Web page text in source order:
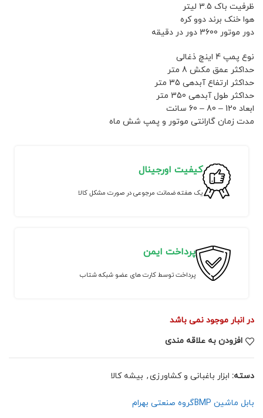
ظرفیت باک 3.5 لیتر
هوا خنک برند دوو کره
دور موتور 3600 دور در دقیقه
نوع پمپ 4 اینچ ذغالی
حداکثر عمق مکش 8 متر
حداکثر ارتفاع آبدهی 35 متر
حداکثر طول آبدهی 350 متر
ابعاد 120 – 80 – 60 سانت
مدت زمان گارانتی موتور و پمپ شش ماه
کیفیت اورجینال
یک هفته ضمانت مرجوعی در صورت مشکل کالا
پرداخت ایمن
پرداخت توسط کارت های عضو شبکه شتاب
در انبار موجود نمی باشد
افزودن به علاقه مندی
دسته: ابزار باغبانی و کشاورزی, بیشه کالا
بابل ماشین BMP گروه صنعتی بهرام